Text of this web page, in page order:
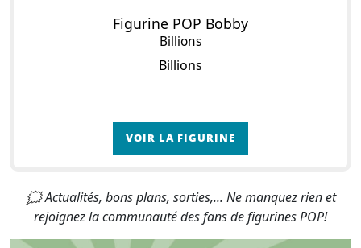
Figurine POP Bobby
Billions
Billions
VOIR LA FIGURINE
🗯 Actualités, bons plans, sorties,... Ne manquez rien et
rejoignez la communauté des fans de figurines POP!